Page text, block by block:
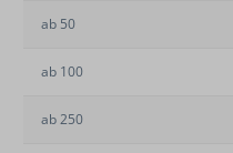
ab 50
ab 100
ab250